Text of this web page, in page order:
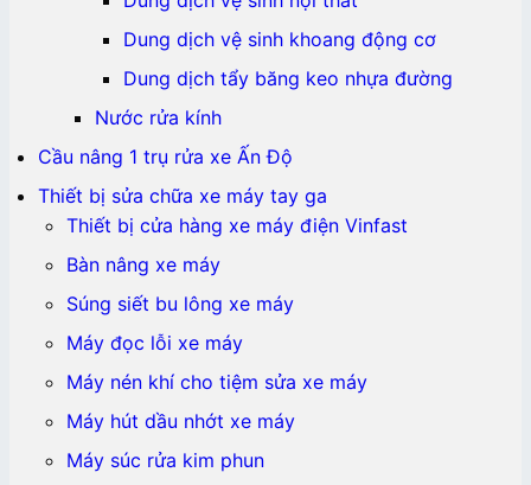
Dung dịch vệ sinh khoang động cơ
Dung dịch tẩy băng keo nhựa đường
Nước rửa kính
Cầu nâng 1 trụ rửa xe Ấn Độ
Thiết bị sửa chữa xe máy tay ga
Thiết bị cửa hàng xe máy điện Vinfast
Bàn nâng xe máy
Súng siết bu lông xe máy
Máy đọc lỗi xe máy
Máy nén khí cho tiệm sửa xe máy
Máy hút dầu nhớt xe máy
Máy súc rửa kim phun